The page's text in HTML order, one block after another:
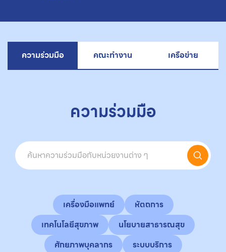
ความร่วมมือ คณะทำงาน เครือข่าย
ความร่วมมือ
เครื่องมือแพทย์
หัตถการ
เทคโนโลยีสุขภาพ
นโยบายสาธารณสุข
ศักยภาพบุคลากร
ระบบบริการ